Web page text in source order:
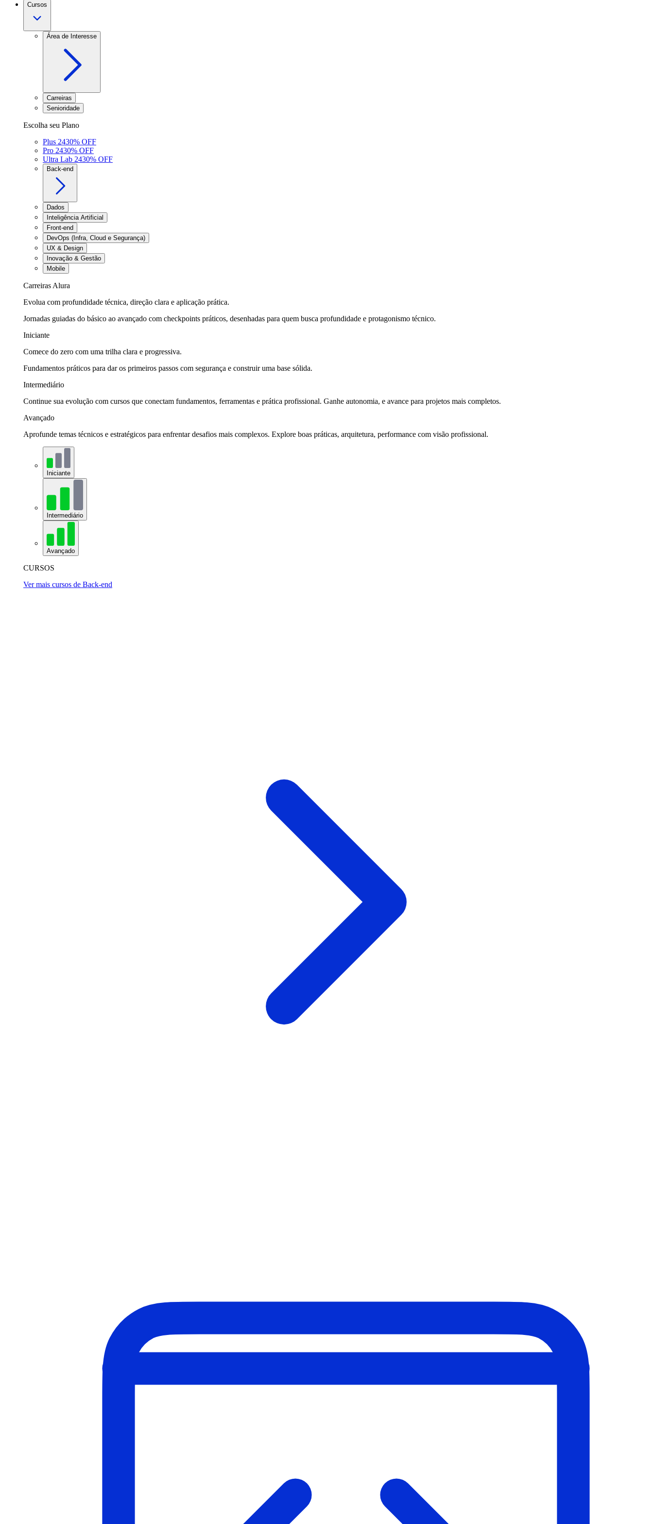
Cursos
Área de Interesse
Carreiras
Senioridade
Escolha seu Plano
Plus 2430% OFF
Pro 2430% OFF
Ultra Lab 2430% OFF
Back-end
Dados
Inteligência Artificial
Front-end
DevOps (Infra, Cloud e Segurança)
UX & Design
Inovação & Gestão
Mobile
Carreiras Alura
Evolua com profundidade técnica, direção clara e aplicação prática.
Jornadas guiadas do básico ao avançado com checkpoints práticos, desenhadas para quem busca profundidade e protagonismo técnico.
Iniciante
Comece do zero com uma trilha clara e progressiva.
Fundamentos práticos para dar os primeiros passos com segurança e construir uma base sólida.
Intermediário
Continue sua evolução com cursos que conectam fundamentos, ferramentas e prática profissional. Ganhe autonomia, e avance para projetos mais completos.
Avançado
Aprofunde temas técnicos e estratégicos para enfrentar desafios mais complexos. Explore boas práticas, arquitetura, performance com visão profissional.
Iniciante
Intermediário
Avançado
CURSOS
Ver mais cursos de Back-end